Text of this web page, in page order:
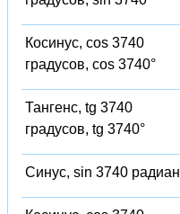
Косинус, cos 3740
градусов, cos 3740°
Тангенс, tg 3740
градусов, tg 3740°
Синус, sin 3740 радиан